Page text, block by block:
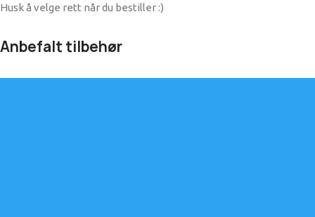
Husk å velge rett når du bestiller :)
Anbefalt tilbehør